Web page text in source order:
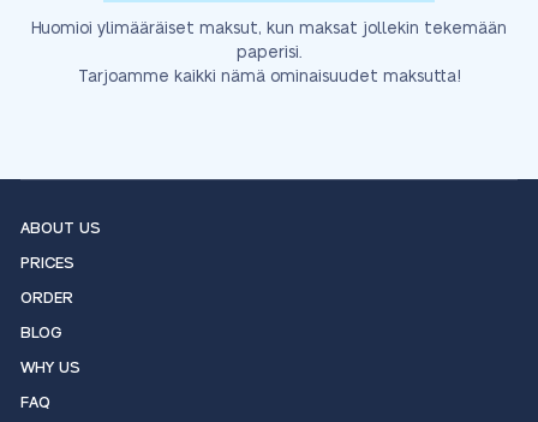
Huomioi ylimääräiset maksut, kun maksat jollekin tekemään
paperisi.
Tarjoamme kaikki nämä ominaisuudet maksutta!
ABOUT US
PRICES
ORDER
BLOG
WHY US
FAQ